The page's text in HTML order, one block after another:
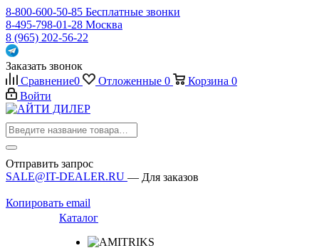
8-800-600-50-85 Бесплатные звонки
8-495-798-01-28 Москва
8 (965) 202-56-22
Заказать звонок
Сравнение0 Отложенные 0 Корзина 0
Войти
Отправить запрос
SALE@IT-DEALER.RU — Для заказов
Копировать email
Каталог